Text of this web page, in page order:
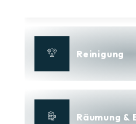
Reinigung
Räumung &